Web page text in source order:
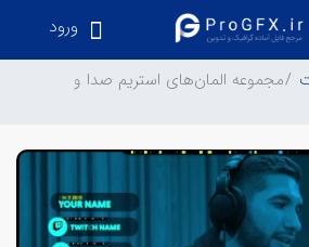
ورود
مجموعه المان‌های استریم صدا و